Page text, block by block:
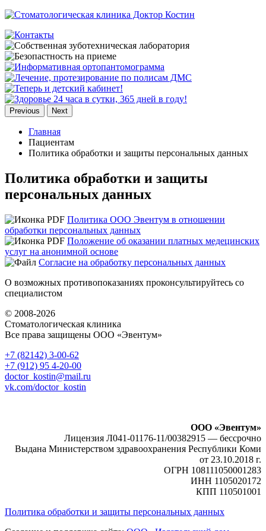
Previous Next
Главная
Пациентам
Политика обработки и защиты персональных данных
Политика обработки и защиты
персональных данных
Политика ООО Эвентум в отношении
обработки персональных данных
Положение об оказании платных медецинских
услуг на анонимной основе
Согласие на обработку персональных данных
О возможных противопоказаниях проконсультируйтесь со
специалистом
© 2008-2026
Стоматологическая клиника
Все права защищены ООО «Эвентум»
+7 (82142) 3-00-62
+7 (912) 95 4-20-00
doctor_kostin@mail.ru
vk.com/doctor_kostin
ООО «Эвентум»
Лицензия Л041-01176-11/00382915 — бессрочно
Выдана Министерством здравоохранения Республики Коми
от 23.10.2018 г.
ОГРН 108111050001283
ИНН 1105020172
КПП 110501001
Политика обработки и защиты персональных данных